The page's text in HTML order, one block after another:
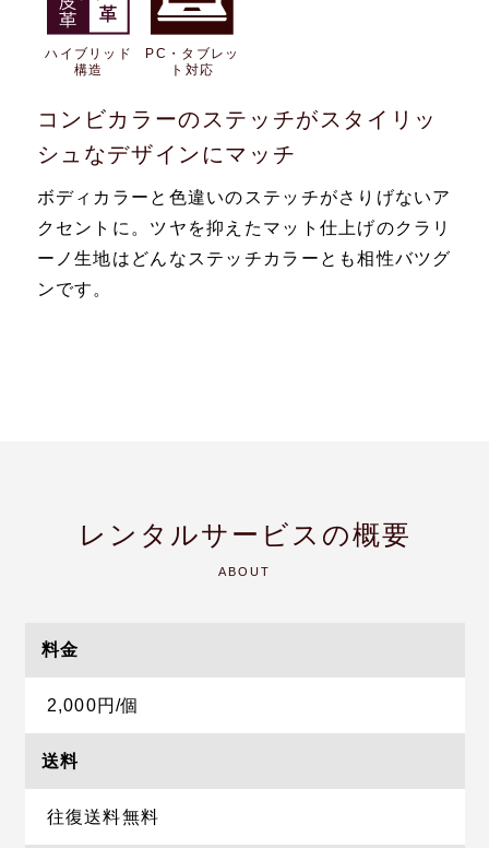
ハイブリッド
構造
PC・タブレッ
ト対応
コンビカラーのステッチがスタイリッ
シュなデザインにマッチ
ボディカラーと色違いのステッチがさりげないア
クセントに。ツヤを抑えたマット仕上げのクラリ
ーノ生地はどんなステッチカラーとも相性バツグ
ンです。
レンタルサービスの概要
ABOUT
料金
2,000円/個
送料
往復送料無料